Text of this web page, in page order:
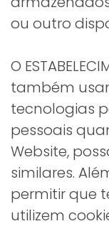
ou outro
O
também
tecnologias
pessoais
Website,
similares.
permitir que
utilizem